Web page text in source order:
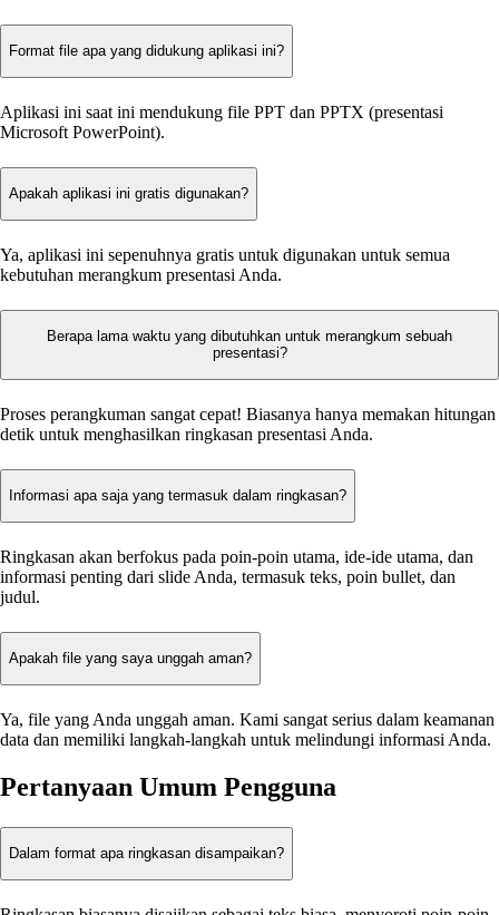
Format file apa yang didukung aplikasi ini?
Aplikasi ini saat ini mendukung file PPT dan PPTX (presentasi
Microsoft PowerPoint).
Apakah aplikasi ini gratis digunakan?
Ya, aplikasi ini sepenuhnya gratis untuk digunakan untuk semua
kebutuhan merangkum presentasi Anda.
Berapa lama waktu yang dibutuhkan untuk merangkum sebuah
presentasi?
Proses perangkuman sangat cepat! Biasanya hanya memakan hitungan
detik untuk menghasilkan ringkasan presentasi Anda.
Informasi apa saja yang termasuk dalam ringkasan?
Ringkasan akan berfokus pada poin-poin utama, ide-ide utama, dan
informasi penting dari slide Anda, termasuk teks, poin bullet, dan
judul.
Apakah file yang saya unggah aman?
Ya, file yang Anda unggah aman. Kami sangat serius dalam keamanan
data dan memiliki langkah-langkah untuk melindungi informasi Anda.
Pertanyaan Umum Pengguna
Dalam format apa ringkasan disampaikan?